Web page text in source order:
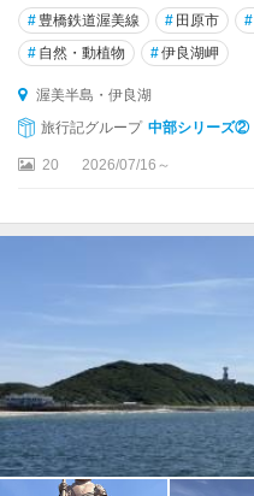
・
豊
川
・
美
半
豊
渥
美
半
島
# 豊橋鉄道渥美線 # 田原市 #
# 自然・動植物 #伊良湖岬
渥美半島・伊良湖
旅行記グループ 中部シリーズ②
20 2026/07/16～